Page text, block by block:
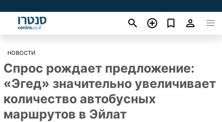
НОВОСТИ
Спрос рождает предложение:
«Эгед» значительно увеличивает
количество автобусных
маршрутов в Эйлат